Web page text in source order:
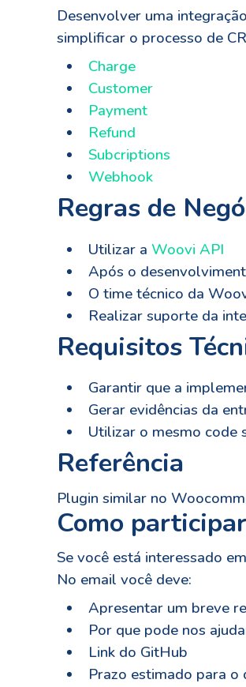
Desenvolver uma
simplificar o processo de
Charge
Customer
Payment
Refund
Subcriptions
Webhook
Regras de
Utilizar a Woovi API
Após o
O time técnico da
Realizar suporte da
Requisitos
Garantir que a
Gerar evidências da
Utilizar o mesmo code
Referência
Plugin similar no
Como participar
Se você está interessado
No email você deve:
Apresentar um breve
Por que pode nos
Link do GitHub
Prazo estimado para